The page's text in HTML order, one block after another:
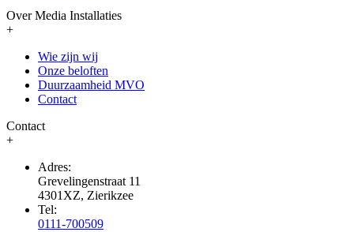
Over Media Installaties
+
Wie zijn wij
Onze beloften
Duurzaamheid MVO
Contact
Contact
+
Adres:
Grevelingenstraat 11
4301XZ, Zierikzee
Tel:
0111-700509